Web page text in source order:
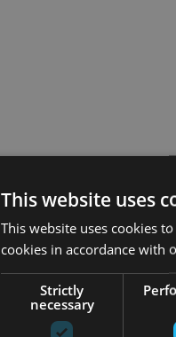
This website uses
This website uses cookies
cookies in accordance with
Strictly
necessary